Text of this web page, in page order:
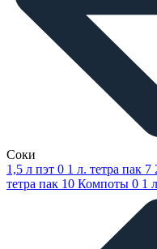
Соки
1,5 л пэт 0 1 л. тетра пак 7
тетра пак 10 Компоты 0 1